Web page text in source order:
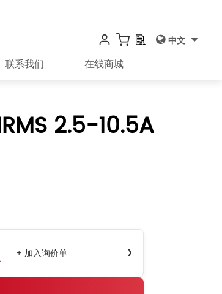
联系我们 在线商城
中文
2.5-10.5A
+ 加入询价单 ›